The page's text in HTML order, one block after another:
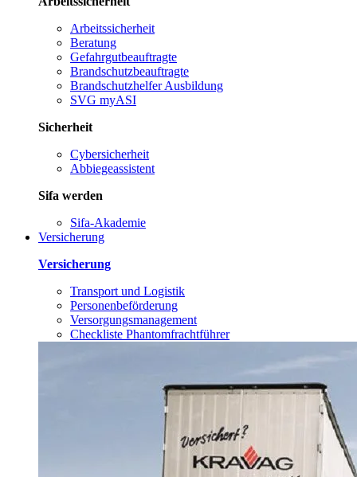
Arbeitssicherheit
Beratung
Gefahrgutbeauftragte
Brandschutzbeauftragte
Brandschutzhelfer Ausbildung
SVG myASI
Sicherheit
Cybersicherheit
Abbiegeassistent
Sifa werden
Sifa-Akademie
Versicherung
Versicherung
Transport und Logistik
Personenbeförderung
Versorgungsmanagement
Checkliste Phantomfrachtführer